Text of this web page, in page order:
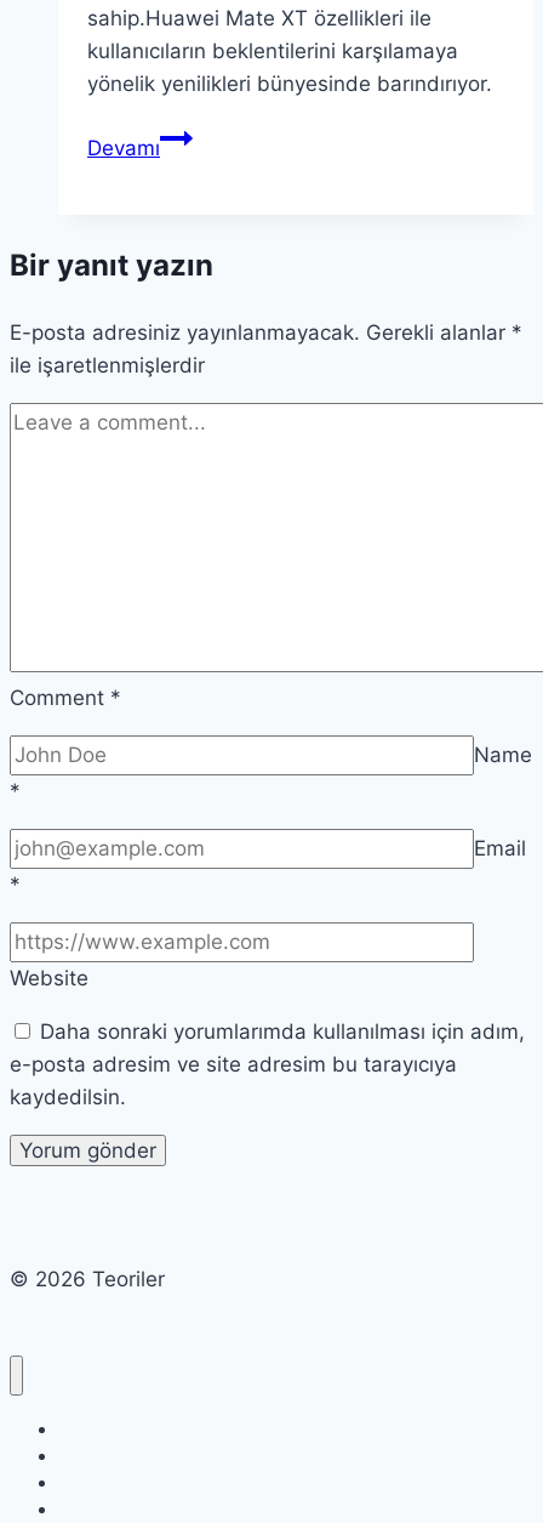
sahip.Huawei Mate XT özellikleri ile
kullanıcıların beklentilerini karşılamaya
yönelik yenilikleri bünyesinde barındırıyor.
DevamıHuawei
Katlanabilir
Tanıtımı
Bir yanıt yazın
E-posta adresiniz yayınlanmayacak. Gerekli alanlar *
ile işaretlenmişlerdir
Comment *
Name
*
Email
*
Website
Daha sonraki yorumlarımda kullanılması için adım,
e-posta adresim ve site adresim bu tarayıcıya
kaydedilsin.
© 2026 Teoriler